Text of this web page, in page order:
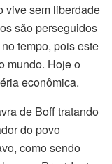
vive sem liberdade
são perseguidos
tempo, pois este
mundo. Hoje o
econômica.
de Boff tratando
do povo
como sendo